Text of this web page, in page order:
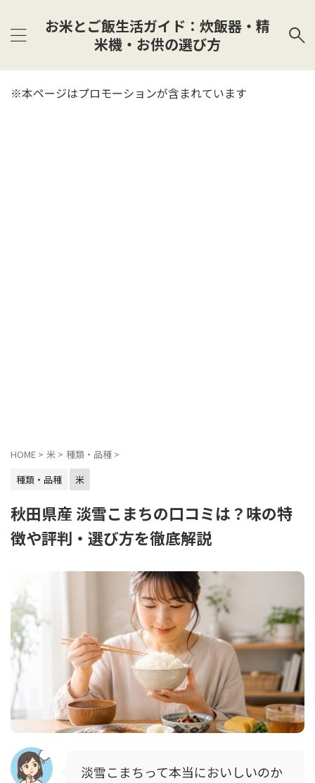
お米とご飯生活ガイド：炊飯器・精
米機・お供の選び方
※本ページはプロモーションが含まれています
HOME > 米 > 種類・品種 >
種類・品種
米
秋田県産 淡雪こまちの口コミは？味の特
徴や評判・選び方を徹底解説
淡雪こまちって本当においしいのか